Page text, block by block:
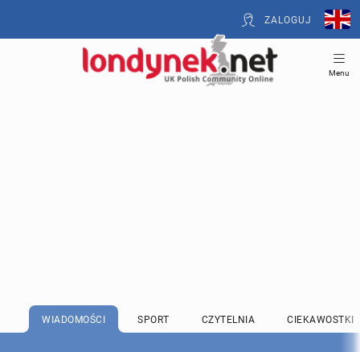
ZALOGUJ
Menu
WIADOMOŚCI SPORT CZYTELNIA CIEKAWOSTKI